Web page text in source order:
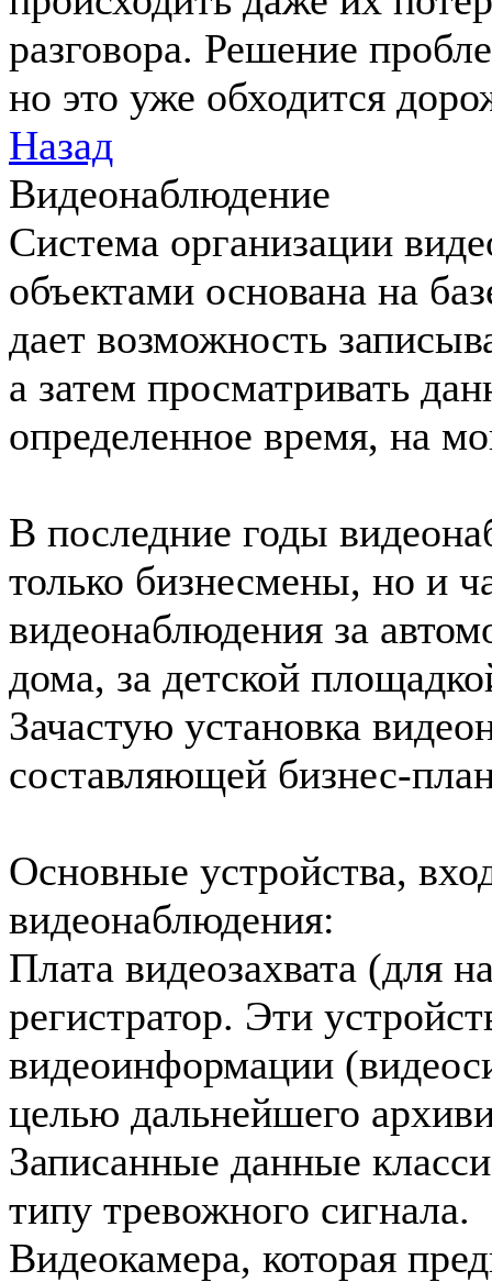
разговора. Решение
но это уже обходится
Назад
Видеонаблюдение
Система организации
объектами основана на
дает возможность
а затем просматривать
определенное время, на
В последние годы
только бизнесмены, но и
видеонаблюдения за
дома, за детской
Зачастую установка
составляющей бизнес-
Основные устройства,
видеонаблюдения:
Плата видеозахвата (для
регистратор. Эти
видеоинформации
целью дальнейшего
Записанные данные
типу тревожного сигнала.
Видеокамера, которая